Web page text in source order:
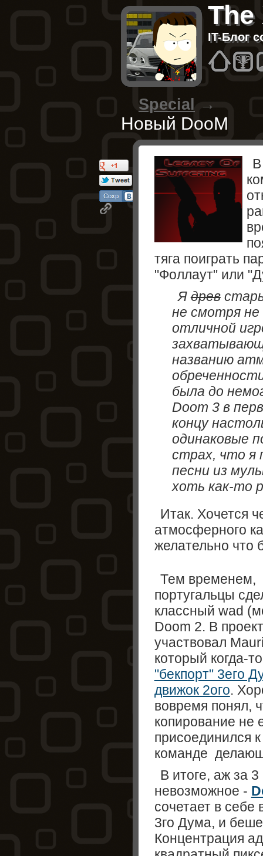
The
IT-Блог
Special →
Новый DooM
тяга поиграть
"Фоллаут" или
Ядрев
не смотря
отличной
названию
была до
Doom 3 в
концу
одинаковые
страх, что я
песни из
хоть как-то
Итак. Хочется
атмосферного
желательно что
Тем временем,
португальцы
классный wad
Doom 2. В
участвовал
который когда-
"бекпорт" 3его
движок 2ого.
вовремя понял,
копирование не
присоединился
команде
В итоге, аж за
невозможное -
сочетает в
3го Дума, и
Концентрация